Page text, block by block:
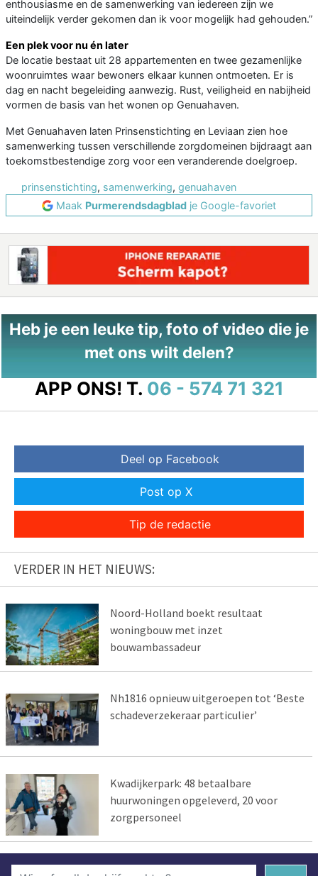
enthousiasme en de samenwerking van iedereen zijn we
uiteindelijk verder gekomen dan ik voor mogelijk had gehouden.”
Een plek voor nu én later
De locatie bestaat uit 28 appartementen en twee gezamenlijke
woonruimtes waar bewoners elkaar kunnen ontmoeten. Er is
dag en nacht begeleiding aanwezig. Rust, veiligheid en nabijheid
vormen de basis van het wonen op Genuahaven.
Met Genuahaven laten Prinsenstichting en Leviaan zien hoe
samenwerking tussen verschillende zorgdomeinen bijdraagt aan
toekomstbestendige zorg voor een veranderende doelgroep.
prinsenstichting, samenwerking, genuahaven
Maak Purmerendsdagblad je Google-favoriet
Heb je een leuke tip, foto of video die je
met ons wilt delen?
APP ONS! T. 06 - 574 71 321
Deel op Facebook
Post op X
Tip de redactie
VERDER IN HET NIEUWS:
Noord-Holland boekt resultaat
woningbouw met inzet
bouwambassadeur
Nh1816 opnieuw uitgeroepen tot ‘Beste
schadeverzekeraar particulier’
Kwadijkerpark: 48 betaalbare
huurwoningen opgeleverd, 20 voor
zorgpersoneel